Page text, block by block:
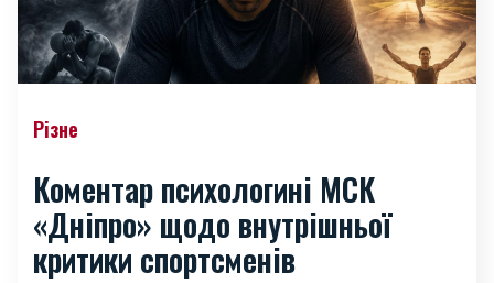
Різне
Коментар психологині МСК
«Дніпро» щодо внутрішньої
критики спортсменів